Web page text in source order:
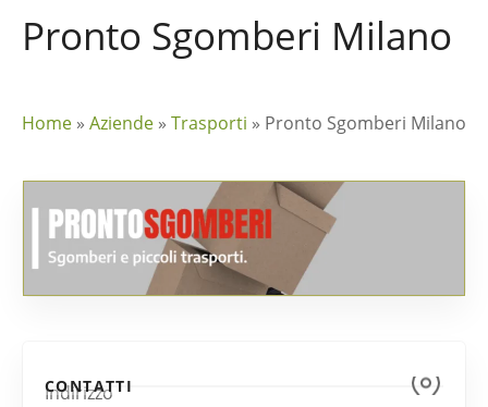
Pronto Sgomberi Milano
Home » Aziende » Trasporti » Pronto Sgomberi Milano
CONTATTI
Indirizzo